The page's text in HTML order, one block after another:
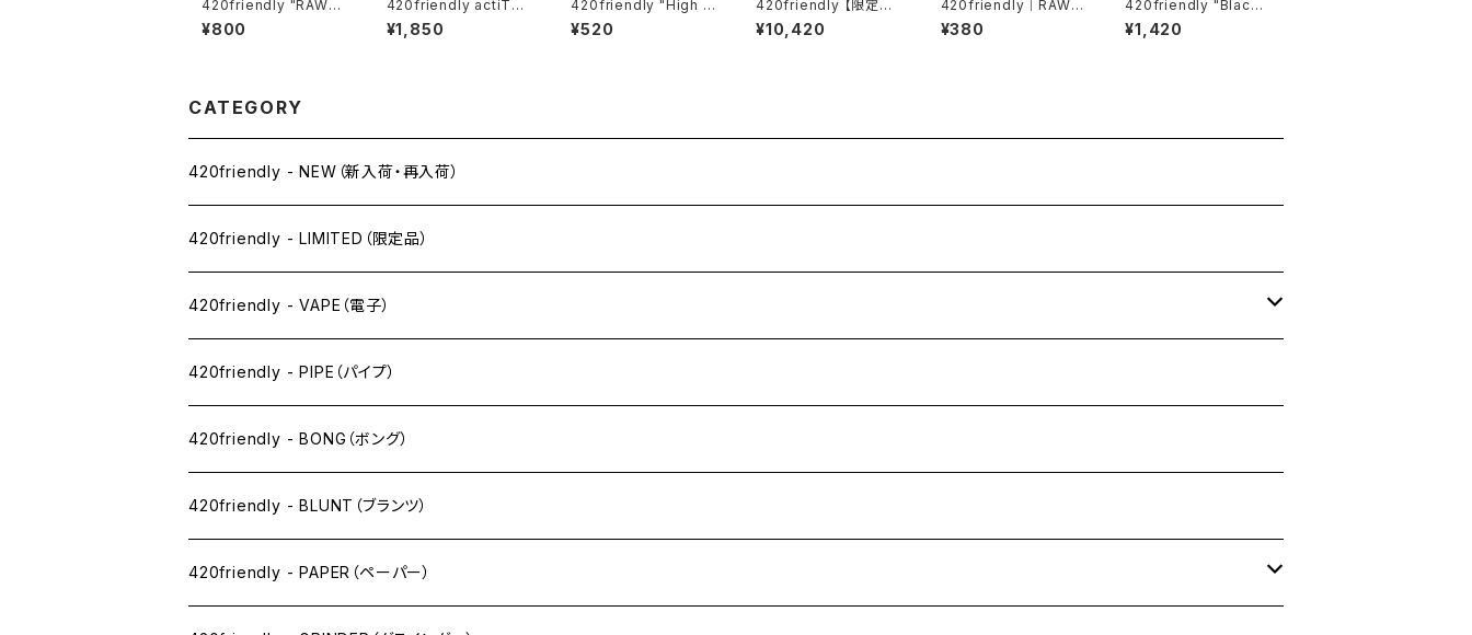
420friendly "RAW"
Ethereal Cones - コ
ーン (KING size)
¥800
420friendly actiTub
e 活性炭フィルター ３
箱セット/EXTRA SLIM
¥1,850
420friendly "High T
ea" -Blunt Wraps /
自分で巻く 愛好家 420
¥520
420friendly 【限定コ
レクション】Yellow Ru
bber Duck Glass Bo
¥10,420
420friendly｜RAW C
lassic (King Size Sli
m) ローリングペーパー
¥380
420friendly "Black
Leaf" Glass Pipe /
リーフ ガラスパイプ – 1
¥1,420
CATEGORY
420friendly - NEW（新入荷・再入荷）
420friendly - LIMITED（限定品）
420friendly - VAPE（電子）
ペン下
ニコパフ系
ドライ系
ワックス系
420friendly - PIPE（パイプ）
420friendly - BONG（ボング）
420friendly - BLUNT（ブランツ）
420friendly - PAPER（ペーパー）